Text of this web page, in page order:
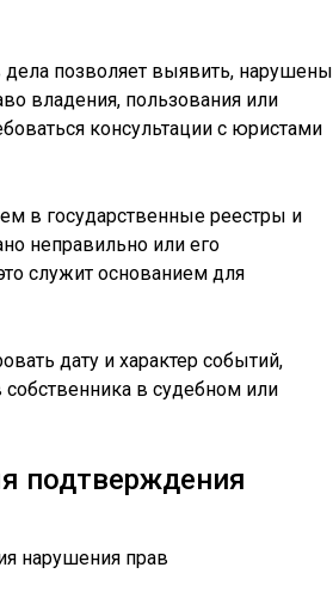
дела позволяет выявить, нарушены
владения, пользования или
консультации с юристами
в государственные реестры и
неправильно или его
служит основанием для
дату и характер событий,
в судебном или
подтверждения